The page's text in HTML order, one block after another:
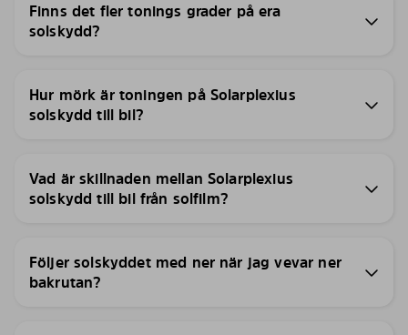
Finns det fler tonings grader på era
solskydd?
Hur mörk är toningen på Solarplexius
solskydd till bil?
Vad är skillnaden mellan Solarplexius
solskydd till bil från solfilm?
Följer solskyddet med ner när jag vevar ner
bakrutan?